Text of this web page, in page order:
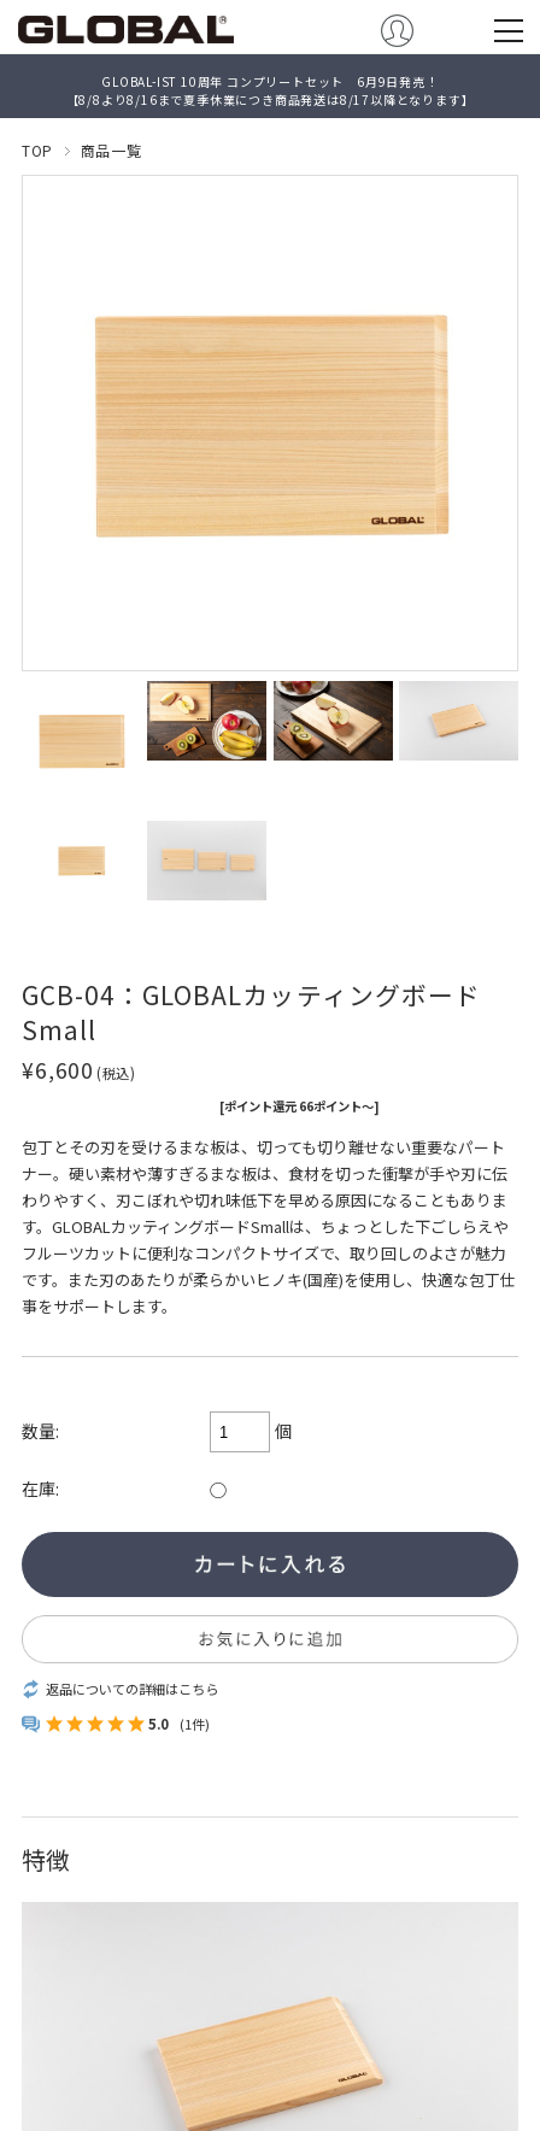
GLOBAL-IST 10周年 コンプリートセット 6月9日発売！
【8/8より8/16まで夏季休業につき商品発送は8/17以降となります】
TOP 商品一覧
GCB-04：GLOBALカッティングボード
Small
¥6,600 (税込)
[ポイント還元 66ポイント～]
包丁とその刃を受けるまな板は、切っても切り離せない重要なパート
ナー。硬い素材や薄すぎるまな板は、食材を切った衝撃が手や刃に伝
わりやすく、刃こぼれや切れ味低下を早める原因になることもありま
す。GLOBALカッティングボードSmallは、ちょっとした下ごしらえや
フルーツカットに便利なコンパクトサイズで、取り回しのよさが魅力
です。また刃のあたりが柔らかいヒノキ(国産)を使用し、快適な包丁仕
事をサポートします。
数量: 個
在庫: ○
返品についての詳細はこちら
5.0
(1件)
特徴